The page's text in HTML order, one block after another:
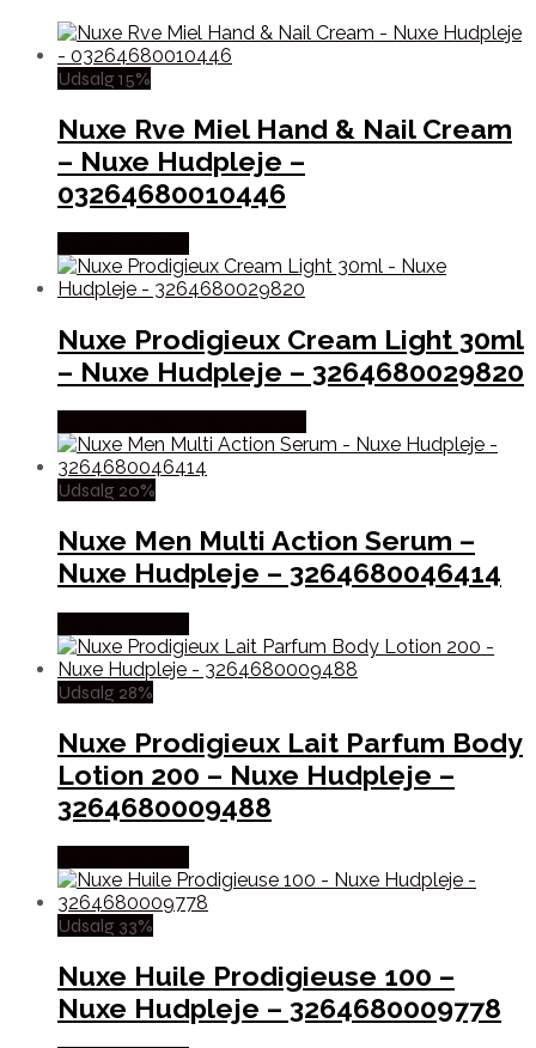
Udsalg 15%
Nuxe Rve Miel Hand & Nail Cream
– Nuxe Hudpleje –
03264680010446
Nuxe Prodigieux Cream Light 30ml
– Nuxe Hudpleje – 3264680029820
Udsalg 20%
Nuxe Men Multi Action Serum –
Nuxe Hudpleje – 3264680046414
Udsalg 28%
Nuxe Prodigieux Lait Parfum Body
Lotion 200 – Nuxe Hudpleje –
3264680009488
Udsalg 33%
Nuxe Huile Prodigieuse 100 –
Nuxe Hudpleje – 3264680009778